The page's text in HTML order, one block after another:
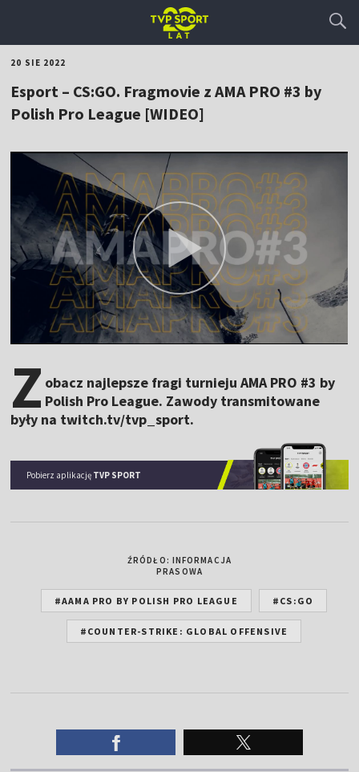
20 SIE 2022
Esport – CS:GO. Fragmovie z AMA PRO #3 by
Polish Pro League [WIDEO]
Z obacz najlepsze fragi turnieju AMA PRO #3 by
Polish Pro League. Zawody transmitowane
były na twitch.tv/tvp_sport.
Pobierz aplikację TVP SPORT
ŹRÓDŁO: INFORMACJA
PRASOWA
#AAMA PRO BY POLISH PRO LEAGUE #CS:GO
#COUNTER-STRIKE: GLOBAL OFFENSIVE